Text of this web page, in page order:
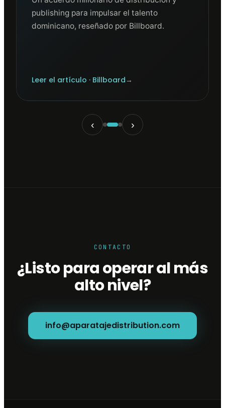
publishing para impulsar el talento
dominicano, reseñado por Billboard.
Leer el artículo · Billboard→
‹ ›
CONTACTO
¿Listo para operar al más
alto nivel?
info@aparatajedistribution.com